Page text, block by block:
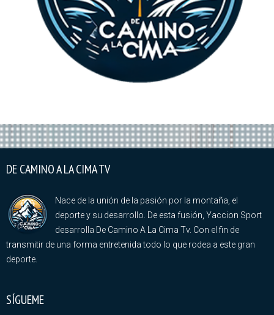
DE CAMINO A LA CIMA TV
Nace de la unión de la pasión por la montaña, el
deporte y su desarrollo. De esta fusión, Yaccion Sport
desarrolla De Camino A La Cima Tv. Con el fin de
transmitir de una forma entretenida todo lo que rodea a este gran
deporte.
SÍGUEME